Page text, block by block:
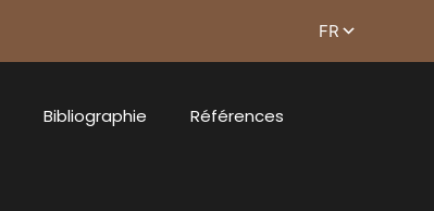
Bibliographie Références